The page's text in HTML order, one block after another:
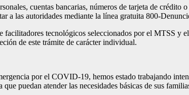
cuentas bancarias, números de tarjeta de crédito
a las autoridades mediante la línea gratuita 800-
tecnológicos seleccionados por el MTSS y
de este trámite de carácter individual.
por el COVID-19, hemos estado trabajando
puedan atender las necesidades básicas de sus